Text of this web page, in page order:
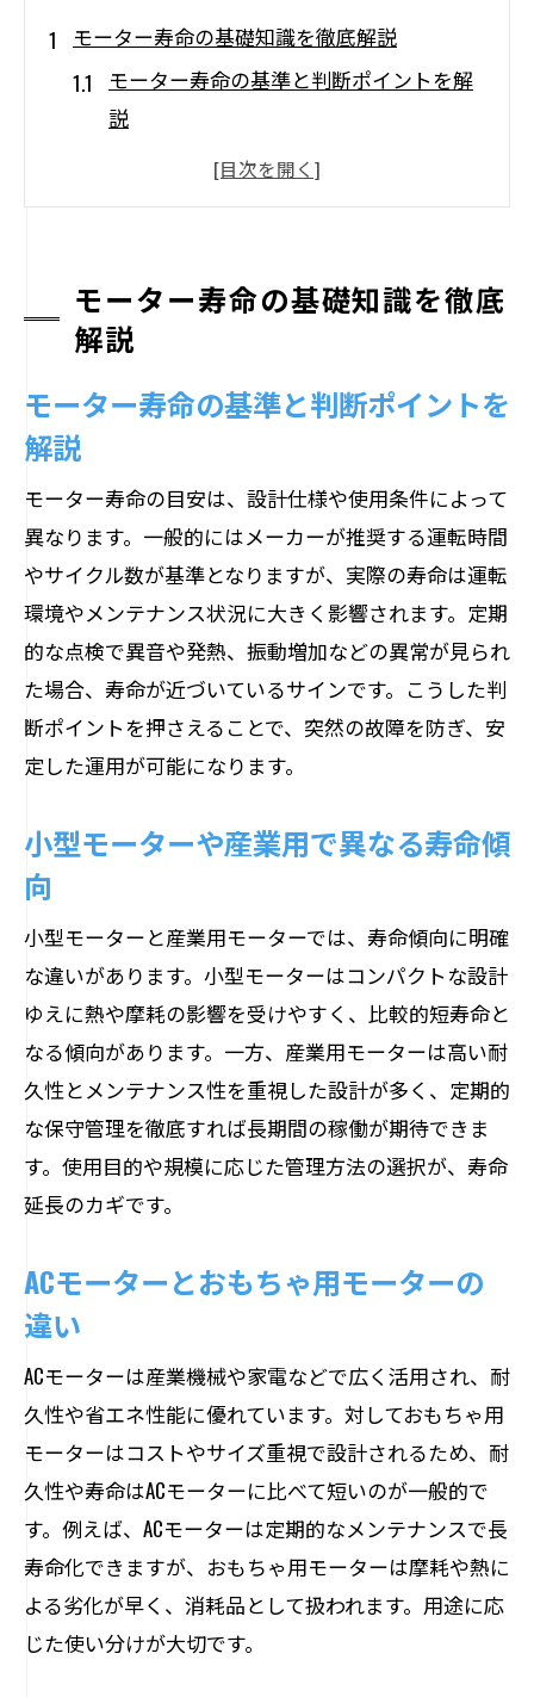
モーター寿命の基礎知識を徹底解説
モーター寿命の基準と判断ポイントを解
説
小型モーターや産業用で異なる寿命傾向
ACモーターとおもちゃ用モーターの違い
寿命計算が大切な理由と基本の考え方
寿命に影響する使用環境の注意点
モーターが劣化した際の症状を詳しく解
異音や動作不良は寿命サインの可能性も
モーター寿命症状を見逃さないチェック
法
小型モーターの寿命兆候と注意点まとめ
産業用モーターで多い寿命の現れ方とは
故障予防に役立つモーター点検のコツ
小型から産業用まで寿命の違いを知る
用途別モーター寿命の違いと選び方
ACモーターとマブチモーター寿命の違い
モーター寿命を左右する使用頻度の影響
モーター長持ちの秘訣は日々のケアにあり
モーター寿命を延ばす日常点検の重要性
定期清掃と潤滑管理が寿命を左右する理
由
小型モーターのメンテナンス実践例紹介
モーター寿命を守る使い方のコツとは
駆動・セルモーターの寿命を左右する要素
駆動モーター寿命に影響する主な要因を
解説
セルモーター寿命を保つ運用と管理の工
夫
バッテリー管理がモーター寿命に与える
モーター寿命の基礎知識を徹底
解説
モーター寿命の基準と判断ポイントを
解説
モーター寿命の目安は、設計仕様や使用条件によって
異なります。一般的にはメーカーが推奨する運転時間
やサイクル数が基準となりますが、実際の寿命は運転
環境やメンテナンス状況に大きく影響されます。定期
的な点検で異音や発熱、振動増加などの異常が見られ
た場合、寿命が近づいているサインです。こうした判
断ポイントを押さえることで、突然の故障を防ぎ、安
定した運用が可能になります。
小型モーターや産業用で異なる寿命傾
向
小型モーターと産業用モーターでは、寿命傾向に明確
な違いがあります。小型モーターはコンパクトな設計
ゆえに熱や摩耗の影響を受けやすく、比較的短寿命と
なる傾向があります。一方、産業用モーターは高い耐
久性とメンテナンス性を重視した設計が多く、定期的
な保守管理を徹底すれば長期間の稼働が期待できま
す。使用目的や規模に応じた管理方法の選択が、寿命
延長のカギです。
ACモーターとおもちゃ用モーターの
違い
ACモーターは産業機械や家電などで広く活用され、耐
久性や省エネ性能に優れています。対しておもちゃ用
モーターはコストやサイズ重視で設計されるため、耐
久性や寿命はACモーターに比べて短いのが一般的で
す。例えば、ACモーターは定期的なメンテナンスで長
寿命化できますが、おもちゃ用モーターは摩耗や熱に
よる劣化が早く、消耗品として扱われます。用途に応
じた使い分けが大切です。